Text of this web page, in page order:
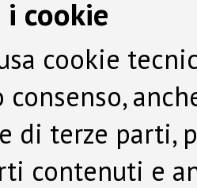
cookie
cookie
consenso,
di terze parti,
contenuti e